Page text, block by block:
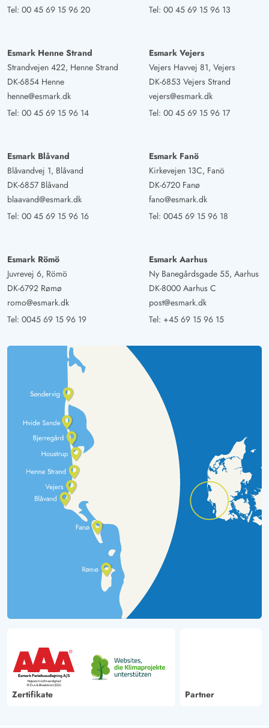
Tel: 00 45 69 15 96 20
Tel: 00 45 69 15 96 13
Esmark Henne Strand
Strandvejen 422, Henne Strand
DK-6854 Henne
henne@esmark.dk
Tel: 00 45 69 15 96 14
Esmark Vejers
Vejers Havvej 81, Vejers
DK-6853 Vejers Strand
vejers@esmark.dk
Tel: 00 45 69 15 96 17
Esmark Blåvand
Blåvandvej 1, Blåvand
DK-6857 Blåvand
blaavand@esmark.dk
Tel: 00 45 69 15 96 16
Esmark Fanö
Kirkevejen 13C, Fanö
DK-6720 Fanø
fano@esmark.dk
Tel: 0045 69 15 96 18
Esmark Römö
Juvrevej 6, Römö
DK-6792 Rømø
romo@esmark.dk
Tel: 0045 69 15 96 19
Esmark Aarhus
Ny Banegårdsgade 55, Aarhus
DK-8000 Aarhus C
post@esmark.dk
Tel: +45 69 15 96 15
Zertifikate Partner